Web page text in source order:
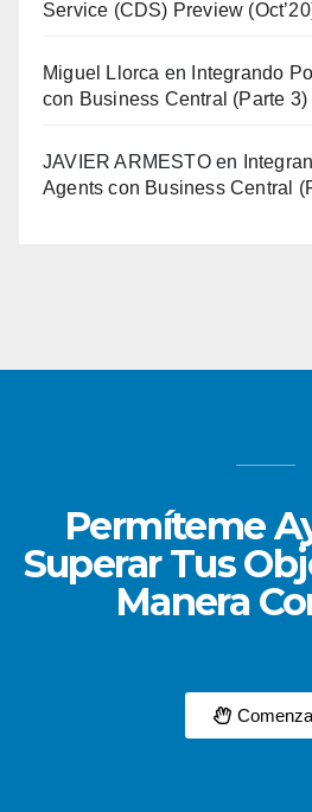
Service (CDS) Preview
Miguel Llorca en
Integrando
con Business Central (Parte 3)
JAVIER ARMESTOen
Agents con Business Central
Permíteme
Superar Tus
Manera